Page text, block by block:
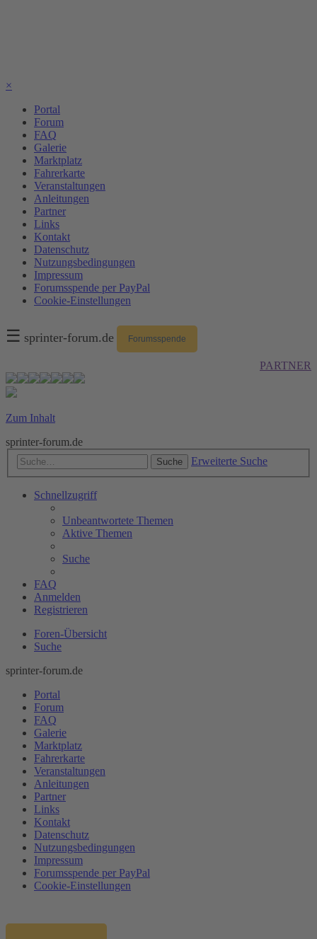
×
Portal
Forum
FAQ
Galerie
Marktplatz
Fahrerkarte
Veranstaltungen
Anleitungen
Partner
Links
Kontakt
Datenschutz
Nutzungsbedingungen
Impressum
Forumsspende per PayPal
Cookie-Einstellungen
☰ sprinter-forum.de Forumsspende
PARTNER
Zum Inhalt
sprinter-forum.de
Suche Erweiterte Suche
Schnellzugriff
Unbeantwortete Themen
Aktive Themen
Suche
FAQ
Anmelden
Registrieren
Foren-Übersicht
Suche
sprinter-forum.de
Portal
Forum
FAQ
Galerie
Marktplatz
Fahrerkarte
Veranstaltungen
Anleitungen
Partner
Links
Kontakt
Datenschutz
Nutzungsbedingungen
Impressum
Forumsspende per PayPal
Cookie-Einstellungen